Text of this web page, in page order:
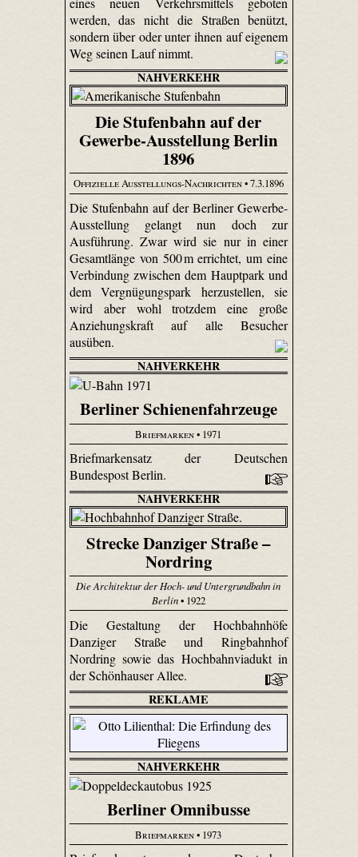
werden, das nicht die Straßen benützt,
sondern über oder unter ihnen auf eigenem
Weg seinen Lauf nimmt.
NAHVERKEHR
Die Stufenbahn auf der
Gewerbe-Ausstellung Berlin
1896
Offizielle Ausstellungs-Nachrichten• 7.3.1896
Die Stufenbahn auf der Berliner Gewerbe-
Ausstellung gelangt nun doch zur
Ausführung. Zwar wird sie nur in einer
Gesamtlänge von 500 m errichtet, um eine
Verbindung zwischen dem Hauptpark und
dem Vergnügungspark herzustellen, sie
wird aber wohl trotzdem eine große
Anziehungskraft auf alle Besucher
ausüben.
NAHVERKEHR
Berliner Schienenfahrzeuge
Briefmarken• 1971
Briefmarkensatz der Deutschen
Bundespost Berlin.
NAHVERKEHR
Strecke Danziger Straße –
Nordring
Die Architektur der Hoch- und Untergrundbahn in
Berlin• 1922
Die Gestaltung der Hochbahnhöfe
Danziger Straße und Ringbahnhof
Nordring sowie das Hochbahnviadukt in
der Schönhauser Allee.
REKLAME
NAHVERKEHR
Berliner Omnibusse
Briefmarken• 1973